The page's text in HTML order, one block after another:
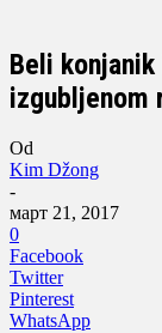
Beli
izgubljenom
Od
Kim Džong
-
март 21, 2017
0
Facebook
Twitter
Pinterest
WhatsApp